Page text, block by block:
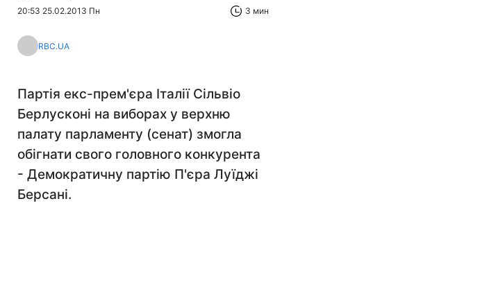
20:53 25.02.2013 Пн 3 мин
RBC.UA
Партія екс-прем'єра Італії Сільвіо
Берлусконі на виборах у верхню
палату парламенту (сенат) змогла
обігнати свого головного конкурента
- Демократичну партію П'єра Луїджі
Берсані.